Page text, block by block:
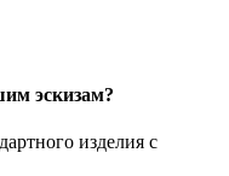
эскизам?
изделия с